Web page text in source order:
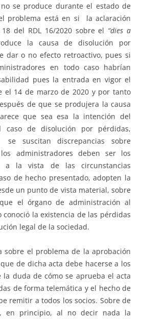
se produce durante el estado de
problema está en si la aclaración
del RDL 16/2020 sobre el “dies a
la causa de disolución por
dar o no efecto retroactivo, pues si
en todo caso habrían
pues la entrada en vigor el
el 14 de marzo de 2020 y por tanto
de que se produjera la causa
que sea esa la intención del
caso de disolución por pérdidas,
suscitan discrepancias sobre
administradores deben ser los
a la vista de las circunstancias
de hecho presentado, adopten la
un punto de vista material, sobre
el órgano de administración al
la existencia de las pérdidas
legal de la sociedad.
sobre el problema de la aprobación
de dicha acta debe hacerse a los
la duda de cómo se aprueba el acta
de forma telemática y el hecho de
remitir a todos los socios. Sobre de
en principio, al no decir nada la